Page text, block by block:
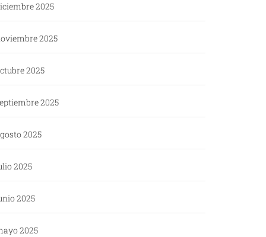
2025
2025
2025
2025
2025
2025
2025
2025